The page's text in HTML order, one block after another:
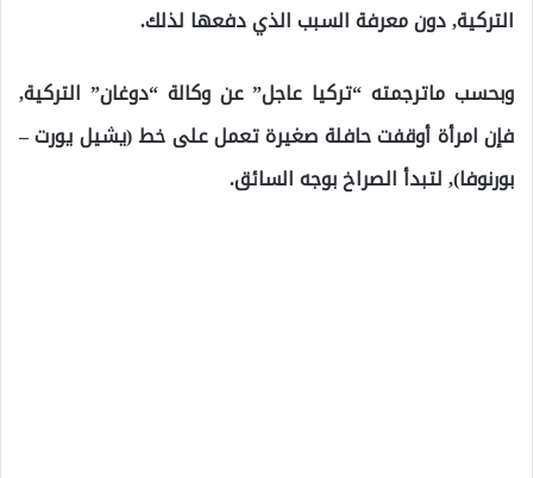
التركية, دون معرفة السبب الذي دفعها لذلك.
وبحسب ماترجمته “تركيا عاجل” عن وكالة “دوغان” التركية,
فإن امرأة أوقفت حافلة صغيرة تعمل على خط (يشيل يورت –
بورنوفا), لتبدأ الصراخ بوجه السائق.